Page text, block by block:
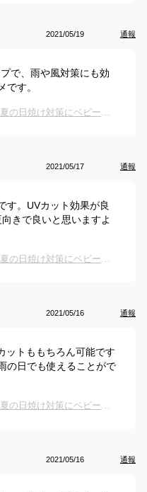
2021/05/19 通報
で、雨や風対策にも効
です。
抱っこ紐の日よけ｜UVケープなど夏の日焼け対策にベビー用カバーのおすすめは？
2021/05/17 通報
す。UVカット効果が良
きで良いと思いますよ
抱っこ紐の日よけ｜UVケープなど夏の日焼け対策にベビー用カバーのおすすめは？
2021/05/16 通報
ットももちろん可能です
の日でも使えることがで
抱っこ紐の日よけ｜UVケープなど夏の日焼け対策にベビー用カバーのおすすめは？
2021/05/16 通報